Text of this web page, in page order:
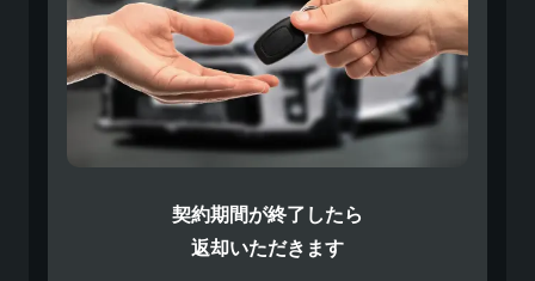
契約期間が終了したら
返却いただきます